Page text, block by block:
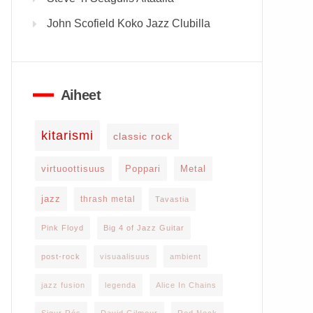
John Scofield Koko Jazz Clubilla
Aiheet
kitarismi classic rock
virtuoottisuus Poppari Metal
jazz thrash metal Tavastia
Pink Floyd Big 4 of Jazz Guitar
post-rock visuaalisuus ambient
jazz fusion legenda Alice In Chains